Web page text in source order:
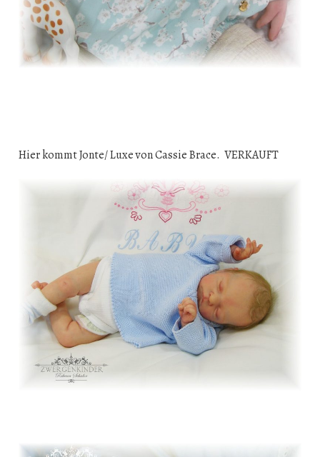
Hier kommt Jonte/ Luxe von Cassie Brace. VERKAUFT